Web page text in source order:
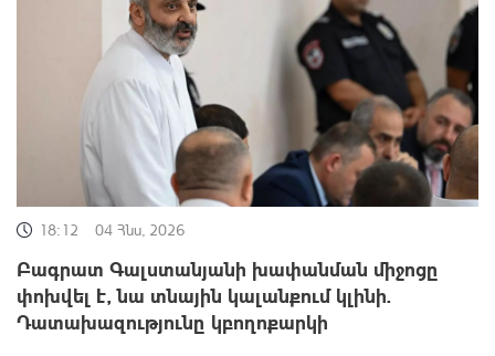
18:12 04 Հնս, 2026
Բագրատ Գալստանյանի խափանման միջոցը
փոխվել է, նա տնային կալանքում կլինի.
Դատախազությունը կբողոքարկի